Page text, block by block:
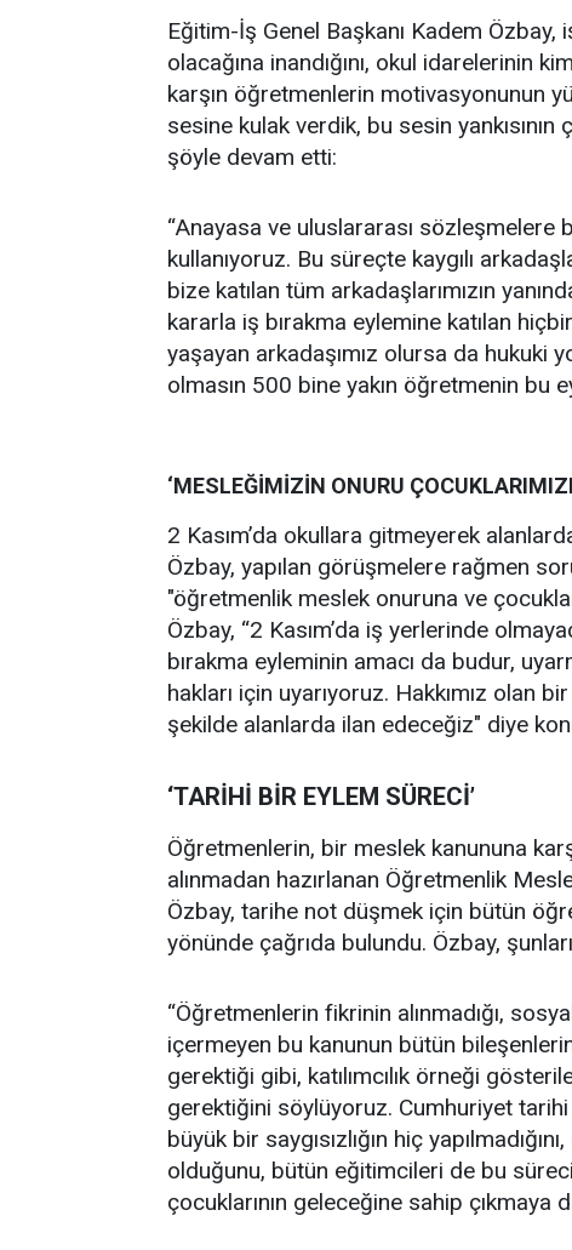
Eğitim-İş Genel Başkanı Kadem Özbay,
olacağına inandığını, okul idarelerinin
karşın öğretmenlerin motivasyonunun
sesine kulak verdik, bu sesin
şöyle devam etti:
“Anayasa ve uluslararası sözleşmelere
kullanıyoruz. Bu süreçte kaygılı
bize katılan tüm arkadaşlarımızın
kararla iş bırakma eylemine katılan
yaşayan arkadaşımız olursa da hukuki
olmasın 500 bine yakın öğretmenin bu
‘MESLEĞİMİZİN ONURU
2 Kasım’da okullara gitmeyerek
Özbay, yapılan görüşmelere rağmen
"öğretmenlik meslek onuruna ve
Özbay, “2 Kasım’da iş yerlerinde
bırakma eyleminin amacı da budur,
hakları için uyarıyoruz. Hakkımız olan
şekilde alanlarda ilan edeceğiz" diye
‘TARİHİ BİR EYLEM SÜRECİ’
Öğretmenlerin, bir meslek kanununa
alınmadan hazırlanan Öğretmenlik
Özbay, tarihe not düşmek için bütün
yönünde çağrıda bulundu. Özbay,
“Öğretmenlerin fikrinin alınmadığı,
içermeyen bu kanunun bütün
gerektiği gibi, katılımcılık örneği
gerektiğini söylüyoruz. Cumhuriyet
büyük bir saygısızlığın hiç
olduğunu, bütün eğitimcileri de bu
çocuklarının geleceğine sahip çıkmaya